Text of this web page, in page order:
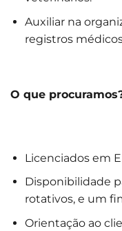
Auxiliar na
registros
O que
Licenciados em
Disponibilidade
rotativos, e um
Orientação ao